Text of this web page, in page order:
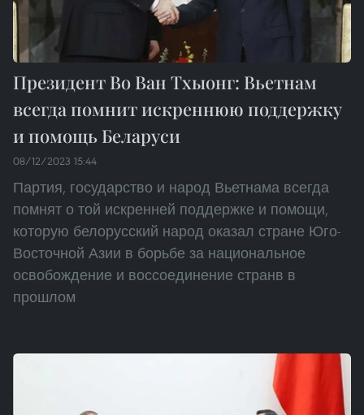
Президент Во Ван Тхыонг: Вьетнам
всегда помнит искреннюю поддержку
и помощь Беларуси
08/12/2023 15:44
Партия, государство и народ Вьетнама всегда
помнят о той искренней поддержке и помощи,
которую белорусский народ оказал стране Юго-
Восточной Азии в борьбе за национальное
освобождение и воссоединение странв в
прошлом